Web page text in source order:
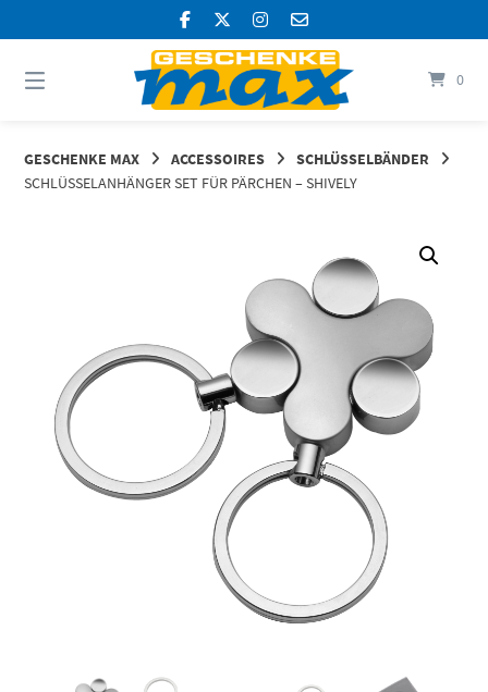
Inhalt
0
GESCHENKE MAX ACCESSOIRES
SCHLÜSSELBÄNDER
SCHLÜSSELANHÄNGER SET FÜR PÄRCHEN – SHIVELY